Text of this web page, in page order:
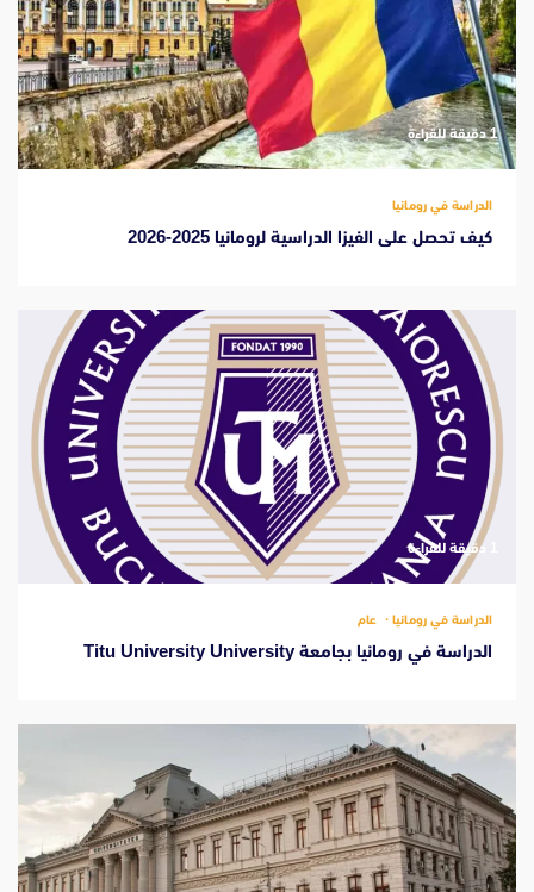
‫1 دقيقة للقراءة
الدراسة في رومانيا
كيف تحصل على الفيزا الدراسية لرومانيا 2025-2026
الدراسة في رومانيا عام
الدراسة في رومانيا بجامعة Titu University University